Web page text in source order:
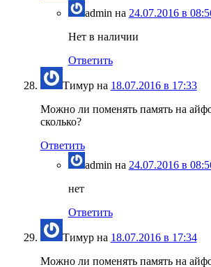
admin на 24.07.2016 в
Нет в наличии
Ответить
Тимурна 18.07.2016 в 17:33
Можно ли поменять память на
сколько?
Ответить
admin на 24.07.2016 в
нет
Ответить
Тимурна 18.07.2016 в 17:34
Можно ли поменять память на